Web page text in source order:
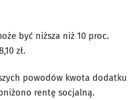
być niższa niż 10 proc.
zł.
powodów kwota dodatku
rentę socjalną.